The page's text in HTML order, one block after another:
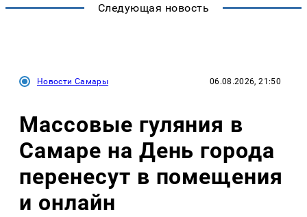
Следующая новость
Новости Самары 06.08.2026, 21:50
Массовые гуляния в
Самаре на День города
перенесут в помещения
и онлайн